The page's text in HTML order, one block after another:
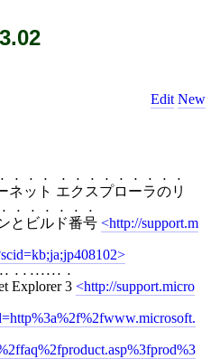
Edit New
ネット エクスプローラのリ
とビルド番号 http://support.m
Explorer 3 http://support.micro